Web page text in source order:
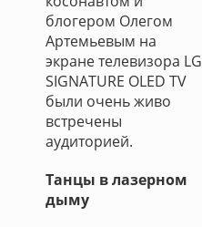
блогером Олегом
Артемьевым на
экране телевизора LG
SIGNATURE OLED TV
были очень живо
встречены
аудиторией.
Танцы в лазерном
дыму